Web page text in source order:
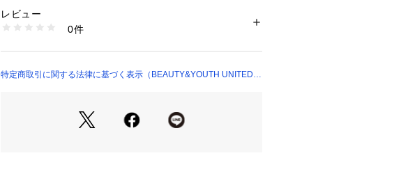
サイドに付いたワンタッチで取り外し可能なスクエア型
のキーチェーンは、ケースに収まらないボリュームのあ
無駄を省いた機能的なデザインは、ご自身用はもちろ
生産国：-
い
18464991108 （ショップ）
レビュー
0件
特定商取引に関する法律に基づく表示（BEAUTY&YOUTH UNITED